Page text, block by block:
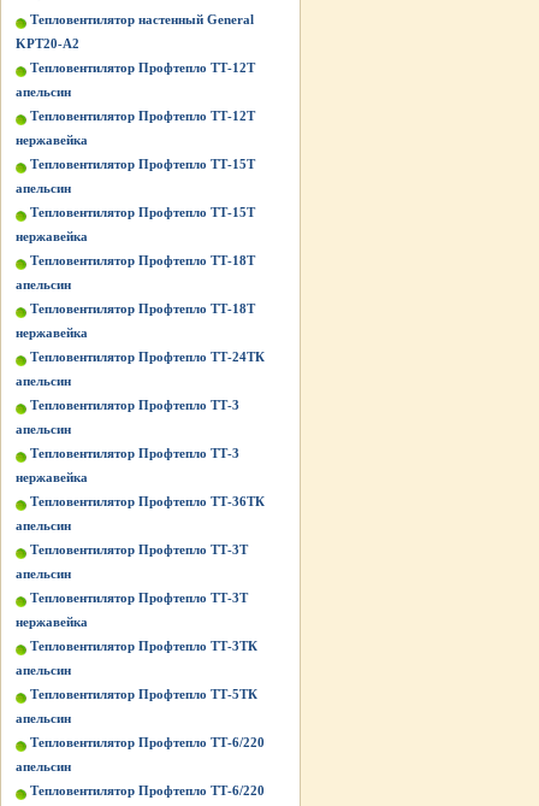
Тепловентилятор настенный General
KPT20-A2
Тепловентилятор Профтепло ТТ-12Т
апельсин
Тепловентилятор Профтепло ТТ-12Т
нержавейка
Тепловентилятор Профтепло ТТ-15Т
апельсин
Тепловентилятор Профтепло ТТ-15Т
нержавейка
Тепловентилятор Профтепло ТТ-18Т
апельсин
Тепловентилятор Профтепло ТТ-18Т
нержавейка
Тепловентилятор Профтепло ТТ-24ТК
апельсин
Тепловентилятор Профтепло ТТ-3
апельсин
Тепловентилятор Профтепло ТТ-3
нержавейка
Тепловентилятор Профтепло ТТ-36ТК
апельсин
Тепловентилятор Профтепло ТТ-3Т
апельсин
Тепловентилятор Профтепло ТТ-3Т
нержавейка
Тепловентилятор Профтепло ТТ-3ТК
апельсин
Тепловентилятор Профтепло ТТ-5ТК
апельсин
Тепловентилятор Профтепло ТТ-6/220
апельсин
Тепловентилятор Профтепло ТТ-6/220